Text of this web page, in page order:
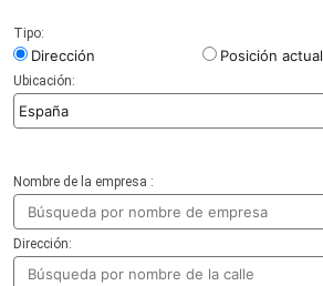
Tipo:
Dirección Posición actual
Ubicación:
Nombre de la empresa :
Dirección: